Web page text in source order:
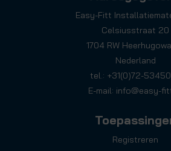
Easy-Fitt
Celsiusstraat 20
1704 RW
Nederland
tel.: +31(0)72-
E-mail: info@easy-
Registreren